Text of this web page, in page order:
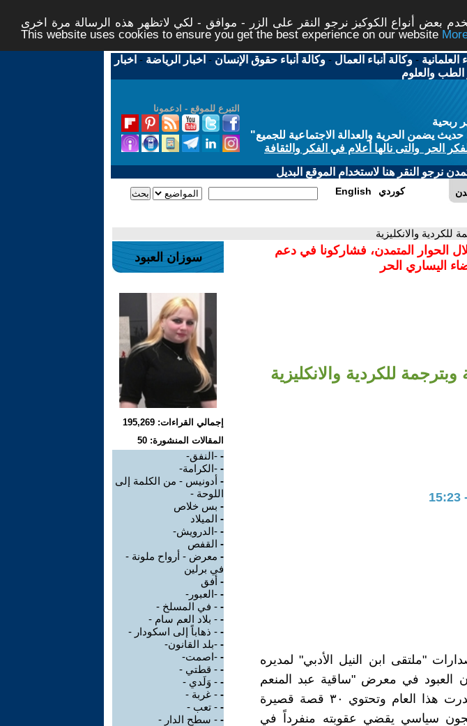
بعض أنواع الكوكيز نرجو النقر على الزر - موافق - لكي لاتظهر هذه الرسالة مرة اخرى -
This website uses cookies to ensure you get the best experience on our website
العلمانية -وكالة أنباء العمال -وكالة أنباء حقوق الإنسان - اخبار الرياضة - اخبار
الطب والعلوم
التبرع للموقع - ادعمونا
ربحية
يضمن الحرية والعدالة الاجتماعية للجميع"
الحر والتى نالها أعلام في الفكر والثقافة
نرجو النقر هنا لاستخدام الموقع البديل
English كوردي
للكردية والانكليزية
الحوار المتمدن، فشاركونا في دعم
اليساري الحر
للكردية والانكليزية
"ملتقى ابن النيل الأدبي" لمديره
العبود في معرض "ساقية عبد المنعم
الصاوي" للكتاب والمجموعة القصصية صدرت هذا العام وتحتوي ٣٠ قصة قصيرة
سياسي يقضي عقوبته منفرداً في
سوزان العبود
إجمالي القراءات: 195,269
المقالات المنشورة: 50
- -النفق-
- -الكرامة-
- أدونيس - من الكلمة إلى
اللوحة -
- بس خلاص
- الميلاد
- -الدرويش-
- القفص
- معرض - أرواح ملونة -
في برلين
- أفق
- -العبور-
- - في المسلخ -
- - بلاد العم سام -
- - ذهاباً إلى اسكودار -
- -بلد القانون-
- -اصمت-
- - قطتي -
- - وَلَدي -
- - غربة -
- - تعب -
- - سطح الدار -